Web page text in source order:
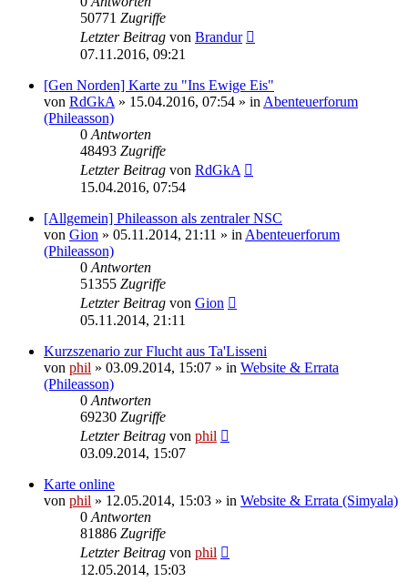
50771 Zugriffe
Letzter Beitrag von Brandur
07.11.2016, 09:21
[Gen Norden] Karte zu "Ins Ewige Eis"
von RdGkA » 15.04.2016, 07:54 » in Abenteuerforum
(Phileasson)
0 Antworten
48493 Zugriffe
Letzter Beitrag von RdGkA
15.04.2016, 07:54
[Allgemein] Phileasson als zentraler NSC
von Gion » 05.11.2014, 21:11 » in Abenteuerforum
(Phileasson)
0 Antworten
51355 Zugriffe
Letzter Beitrag von Gion
05.11.2014, 21:11
Kurzszenario zur Flucht aus Ta'Lisseni
von phil » 03.09.2014, 15:07 » in Website & Errata
(Phileasson)
0 Antworten
69230 Zugriffe
Letzter Beitrag von phil
03.09.2014, 15:07
Karte online
von phil » 12.05.2014, 15:03 » in Website & Errata (Simyala)
0 Antworten
81886 Zugriffe
Letzter Beitrag von phil
12.05.2014, 15:03